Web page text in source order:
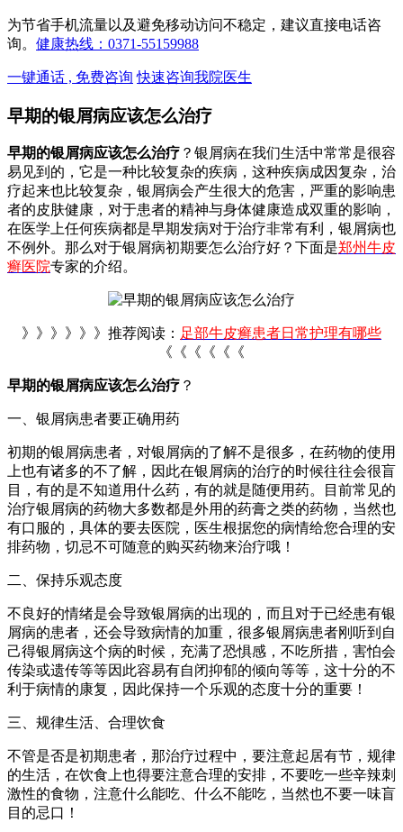
为节省手机流量以及避免移动访问不稳定，建议直接电话咨
询。 健康热线：0371-55159988
一键通话 , 免费咨询 快速咨询我院医生
早期的银屑病应该怎么治疗
早期的银屑病应该怎么治疗 ？银屑病在我们生活中常常是很容
易见到的，它是一种比较复杂的疾病，这种疾病成因复杂，治
疗起来也比较复杂，银屑病会产生很大的危害，严重的影响患
者的皮肤健康，对于患者的精神与身体健康造成双重的影响，
在医学上任何疾病都是早期发病对于治疗非常有利，银屑病也
不例外。那么对于银屑病初期要怎么治疗好？下面是郑州牛皮
癣医院专家的介绍。
》》》》》》推荐阅读： 足部牛皮癣患者日常护理有哪些
《《《《《《
早期的银屑病应该怎么治疗 ？
一、银屑病患者要正确用药
初期的银屑病患者，对银屑病的了解不是很多，在药物的使用
上也有诸多的不了解，因此在银屑病的治疗的时候往往会很盲
目，有的是不知道用什么药，有的就是随便用药。目前常见的
治疗银屑病的药物大多数都是外用的药膏之类的药物，当然也
有口服的，具体的要去医院，医生根据您的病情给您合理的安
排药物，切忌不可随意的购买药物来治疗哦！
二、保持乐观态度
不良好的情绪是会导致银屑病的出现的，而且对于已经患有银
屑病的患者，还会导致病情的加重，很多银屑病患者刚听到自
己得银屑病这个病的时候，充满了恐惧感，不吃所措，害怕会
传染或遗传等等因此容易有自闭抑郁的倾向等等，这十分的不
利于病情的康复，因此保持一个乐观的态度十分的重要！
三、规律生活、合理饮食
不管是否是初期患者，那治疗过程中，要注意起居有节，规律
的生活，在饮食上也得要注意合理的安排，不要吃一些辛辣刺
激性的食物，注意什么能吃、什么不能吃，当然也不要一味盲
目的忌口！